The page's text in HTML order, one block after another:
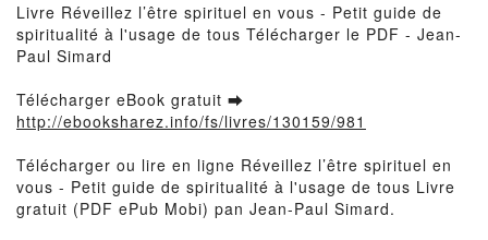
Livre Réveillez l’être spirituel en vous - Petit guide de
spiritualité à l'usage de tous Télécharger le PDF - Jean-
Paul Simard
Télécharger eBook gratuit ➡
http://ebooksharez.info/fs/livres/130159/981
Télécharger ou lire en ligne Réveillez l’être spirituel en
vous - Petit guide de spiritualité à l'usage de tous Livre
gratuit (PDF ePub Mobi) pan Jean-Paul Simard.